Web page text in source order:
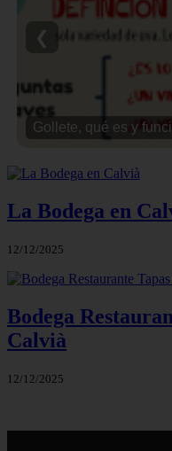
Gollete, qué es y
❮
La Bodega en
12/12/2025
Bodega
Calvià
12/12/2025